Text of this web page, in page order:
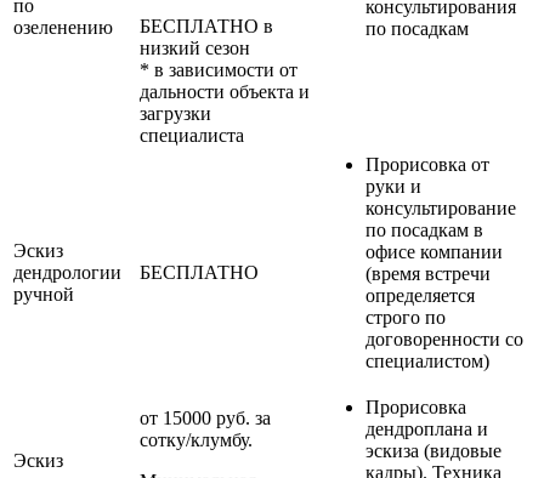
по
озеленению
БЕСПЛАТНО в
низкий сезон
* в зависимости от
дальности объекта и
загрузки
специалиста
консультирования
по посадкам
Эскиз
дендрологии
ручной
БЕСПЛАТНО
Прорисовка от
руки и
консультирование
по посадкам в
офисе компании
(время встречи
определяется
строго по
договоренности со
специалистом)
Эскиз
от 15000 руб. за
сотку/клумбу.
Прорисовка
дендроплана и
эскиза (видовые
кадры). Техника